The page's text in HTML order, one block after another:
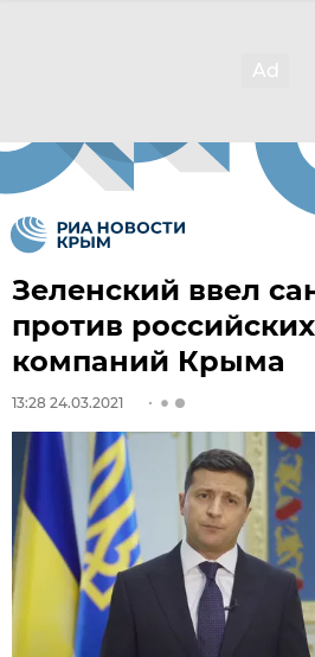
Зеленский ввел
против
компаний Крыма
13:28 24.03.2021